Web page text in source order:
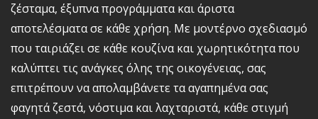
Δίκτυο Καταστημάτων
Επικοινωνία
Αναζήτηση
ζέσταμα, έξυπνα προγράμματα και άριστα
αποτελέσματα σε κάθε χρήση. Με μοντέρνο σχεδιασμό
που ταιριάζει σε κάθε κουζίνα και χωρητικότητα που
καλύπτει τις ανάγκες όλης της οικογένειας, σας
επιτρέπουν να απολαμβάνετε τα αγαπημένα σας
φαγητά ζεστά, νόστιμα και λαχταριστά, κάθε στιγμή